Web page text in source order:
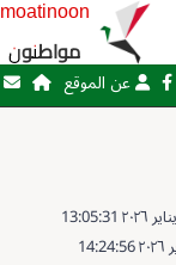
moatinoon
مواطنون
عن الموقع